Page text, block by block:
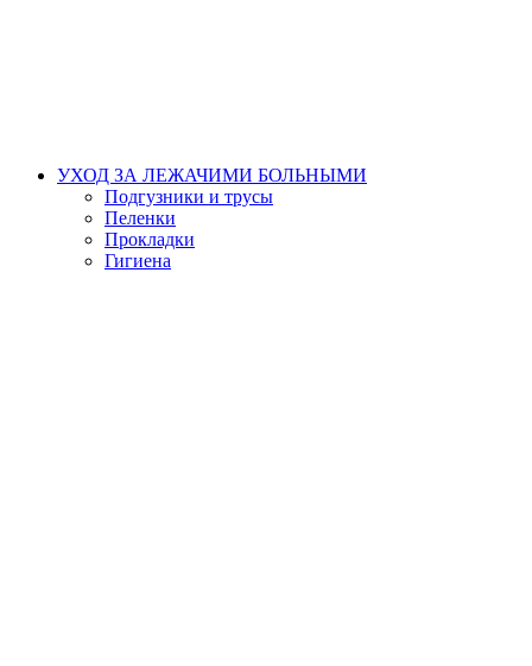
УХОД ЗА ЛЕЖАЧИМИ БОЛЬНЫМИ
Подгузники и трусы
Пеленки
Прокладки
Гигиена